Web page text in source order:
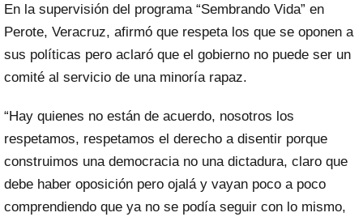
En la supervisión del programa “Sembrando Vida” en
Perote, Veracruz, afirmó que respeta los que se oponen a
sus políticas pero aclaró que el gobierno no puede ser un
comité al servicio de una minoría rapaz.
“Hay quienes no están de acuerdo, nosotros los
respetamos, respetamos el derecho a disentir porque
construimos una democracia no una dictadura, claro que
debe haber oposición pero ojalá y vayan poco a poco
comprendiendo que ya no se podía seguir con lo mismo,